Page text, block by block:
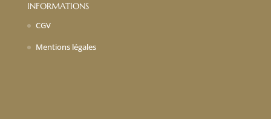
INFORMATIONS
CGV
Mentions légales